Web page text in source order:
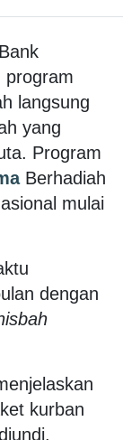
program
langsung
yang
Program
Berhadiah
mulai
dengan
kurban